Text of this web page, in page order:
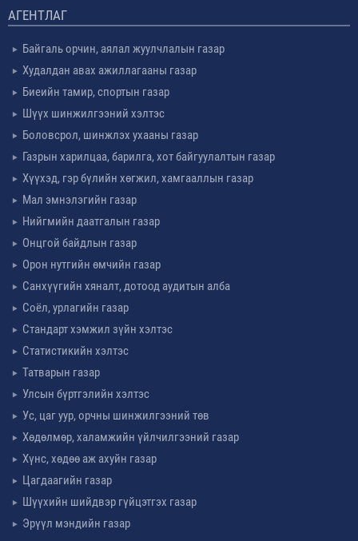
АГЕНТЛАГ
Байгаль орчин, аялал жуулчлалын газар
Худалдан авах ажиллагааны газар
Биеийн тамир, спортын газар
Шүүх шинжилгээний хэлтэс
Боловсрол, шинжлэх ухааны газар
Газрын харилцаа, барилга, хот байгуулалтын газар
Хүүхэд, гэр бүлийн хөгжил, хамгааллын газар
Мал эмнэлэгийн газар
Нийгмийн даатгалын газар
Онцгой байдлын газар
Орон нутгийн өмчийн газар
Санхүүгийн хяналт, дотоод аудитын алба
Соёл, урлагийн газар
Стандарт хэмжил зүйн хэлтэс
Статистикийн хэлтэс
Татварын газар
Улсын бүртгэлийн хэлтэс
Ус, цаг уур, орчны шинжилгээний төв
Хөдөлмөр, халамжийн үйлчилгээний газар
Хүнс, хөдөө аж ахуйн газар
Цагдаагийн газар
Шүүхийн шийдвэр гүйцэтгэх газар
Эрүүл мэндийн газар